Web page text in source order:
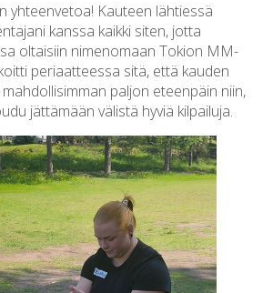
yhteenvetoa! Kauteen lähtiessä
kanssa kaikki siten, jotta
oltaisiin nimenomaan Tokion MM-
periaatteessa sitä, että kauden
paljon eteenpäin niin,
jättämään välistä hyviä kilpailuja.